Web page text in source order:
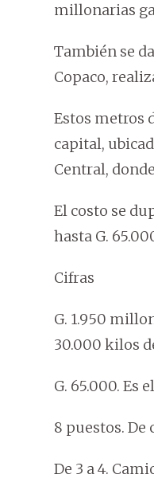
millonarias
También se
Copaco,
Estos metros
capital,
Central,
El costo se
hasta G.
Cifras
G. 1.950
30.000 kilos
G. 65.000. Es
8 puestos.
De 3 a 4.